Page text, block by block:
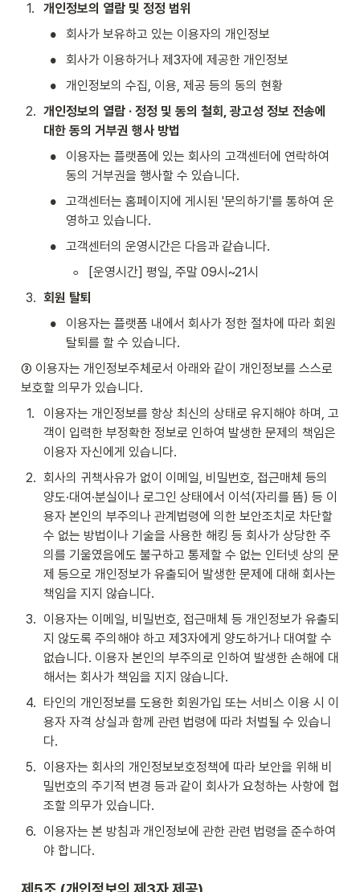
1. 개인정보의 열람 및 정정 범위
• 회사가 보유하고 있는 이용자의 개인정보
• 회사가 이용하거나 제3자에 제공한 개인정보
•
개인정보의 수집, 이용, 제공 등의 동의 현황
2. 개인정보의 열람 · 정정 및 동의 철회, 광고성 정보 전송에
대한 동의 거부권 행사 방법
•
이용자는 플랫폼에 있는 회사의 고객센터에 연락하여
동의 거부권을 행사할 수 있습니다.
•
고객센터는 홈페이지에 게시된 '문의하기'를 통하여 운
영하고 있습니다.
• 고객센터의 운영시간은 다음과 같습니다.
◦
[운영시간] 평일, 주말 09시~21시
3. 회원 탈퇴
•
이용자는 플랫폼 내에서 회사가 정한 절차에 따라 회원
탈퇴를 할 수 있습니다.
③ 이용자는 개인정보주체로서 아래와 같이 개인정보를 스스로
보호할 의무가 있습니다.
1.
이용자는 개인정보를 항상 최신의 상태로 유지해야 하며, 고
객이 입력한 부정확한 정보로 인하여 발생한 문제의 책임은
이용자 자신에게 있습니다.
2. 회사의 귀책사유가 없이 이메일, 비밀번호, 접근매체 등의
양도·대여·분실이나 로그인 상태에서 이석(자리를 뜸) 등 이
용자 본인의 부주의나 관계법령에 의한 보안조치로 차단할
수 없는 방법이나 기술을 사용한 해킹 등 회사가 상당한 주
의를 기울였음에도 불구하고 통제할 수 없는 인터넷 상의 문
제 등으로 개인정보가 유출되어 발생한 문제에 대해 회사는
책임을 지지 않습니다.
3. 이용자는 이메일, 비밀번호, 접근매체 등 개인정보가 유출되
지 않도록 주의해야 하고 제3자에게 양도하거나 대여할 수
없습니다. 이용자 본인의 부주의로 인하여 발생한 손해에 대
해서는 회사가 책임을 지지 않습니다.
4. 타인의 개인정보를 도용한 회원가입 또는 서비스 이용 시 이
용자 자격 상실과 함께 관련 법령에 따라 처벌될 수 있습니
다.
5. 이용자는 회사의 개인정보보호정책에 따라 보안을 위해 비
밀번호의 주기적 변경 등과 같이 회사가 요청하는 사항에 협
조할 의무가 있습니다.
6. 이용자는 본 방침과 개인정보에 관한 관련 법령을 준수하여
야 합니다.